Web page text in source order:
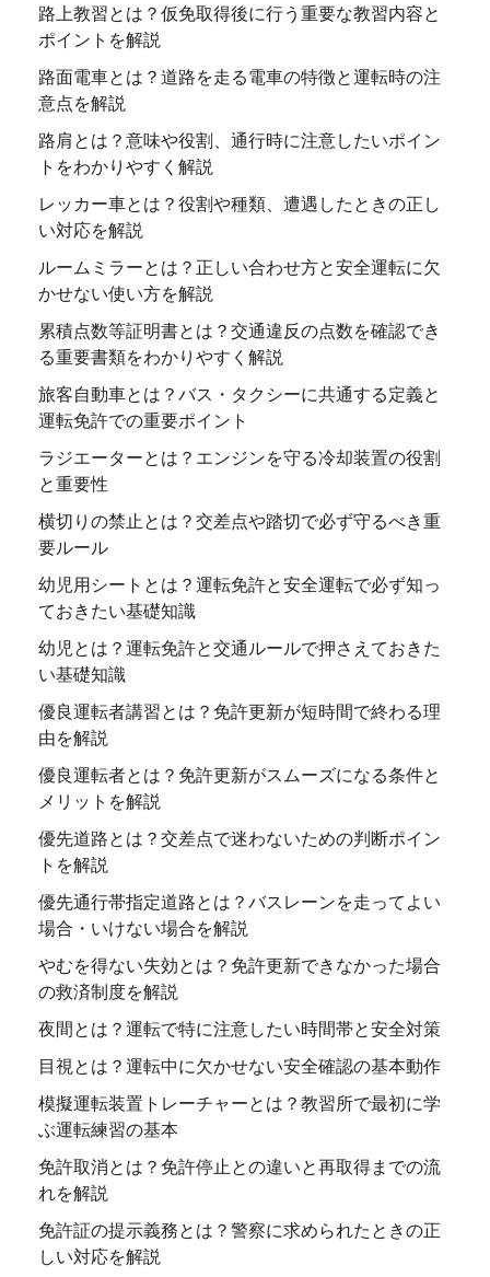
路上教習とは？仮免取得後に行う重要な教習内容と
ポイントを解説
路面電車とは？道路を走る電車の特徴と運転時の注
意点を解説
路肩とは？意味や役割、通行時に注意したいポイン
トをわかりやすく解説
レッカー車とは？役割や種類、遭遇したときの正し
い対応を解説
ルームミラーとは？正しい合わせ方と安全運転に欠
かせない使い方を解説
累積点数等証明書とは？交通違反の点数を確認でき
る重要書類をわかりやすく解説
旅客自動車とは？バス・タクシーに共通する定義と
運転免許での重要ポイント
ラジエーターとは？エンジンを守る冷却装置の役割
と重要性
横切りの禁止とは？交差点や踏切で必ず守るべき重
要ルール
幼児用シートとは？運転免許と安全運転で必ず知っ
ておきたい基礎知識
幼児とは？運転免許と交通ルールで押さえておきた
い基礎知識
優良運転者講習とは？免許更新が短時間で終わる理
由を解説
優良運転者とは？免許更新がスムーズになる条件と
メリットを解説
優先道路とは？交差点で迷わないための判断ポイン
トを解説
優先通行帯指定道路とは？バスレーンを走ってよい
場合・いけない場合を解説
やむを得ない失効とは？免許更新できなかった場合
の救済制度を解説
夜間とは？運転で特に注意したい時間帯と安全対策
目視とは？運転中に欠かせない安全確認の基本動作
模擬運転装置トレーチャーとは？教習所で最初に学
ぶ運転練習の基本
免許取消とは？免許停止との違いと再取得までの流
れを解説
免許証の提示義務とは？警察に求められたときの正
しい対応を解説